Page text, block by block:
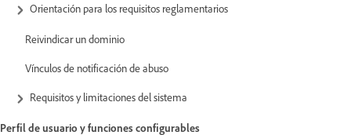
Orientación para los requisitos reglamentarios
Reivindicar un dominio
Vínculos de notificación de abuso
Requisitos y limitaciones del sistema
Perfil de usuario y funciones configurables